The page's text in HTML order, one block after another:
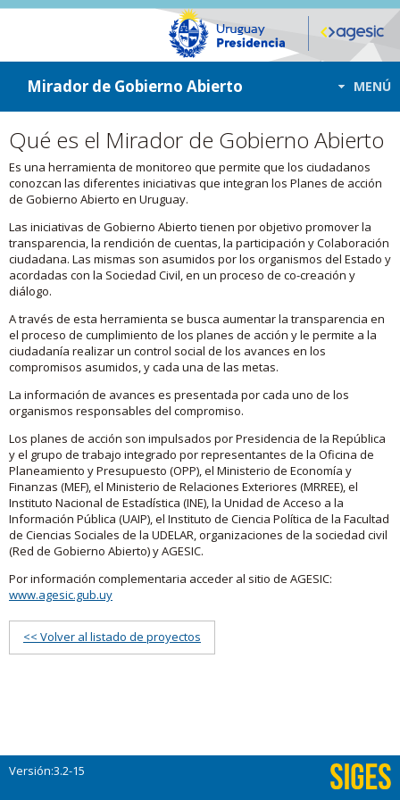
ir a contenido
ir al menú
Mirador de Gobierno Abierto MENÚ
Qué es el Mirador de Gobierno Abierto
Es una herramienta de monitoreo que permite que los ciudadanos
conozcan las diferentes iniciativas que integran los Planes de acción
de Gobierno Abierto en Uruguay.
Las iniciativas de Gobierno Abierto tienen por objetivo promover la
transparencia, la rendición de cuentas, la participación y Colaboración
ciudadana. Las mismas son asumidos por los organismos del Estado y
acordadas con la Sociedad Civil, en un proceso de co-creación y
diálogo.
A través de esta herramienta se busca aumentar la transparencia en
el proceso de cumplimiento de los planes de acción y le permite a la
ciudadanía realizar un control social de los avances en los
compromisos asumidos, y cada una de las metas.
La información de avances es presentada por cada uno de los
organismos responsables del compromiso.
Los planes de acción son impulsados por Presidencia de la República
y el grupo de trabajo integrado por representantes de la Oficina de
Planeamiento y Presupuesto (OPP), el Ministerio de Economía y
Finanzas (MEF), el Ministerio de Relaciones Exteriores (MRREE), el
Instituto Nacional de Estadística (INE), la Unidad de Acceso a la
Información Pública (UAIP), el Instituto de Ciencia Política de la Facultad
de Ciencias Sociales de la UDELAR, organizaciones de la sociedad civil
(Red de Gobierno Abierto) y AGESIC.
Por información complementaria acceder al sitio de AGESIC:
www.agesic.gub.uy
<< Volver al listado de proyectos
Versión:3.2-15